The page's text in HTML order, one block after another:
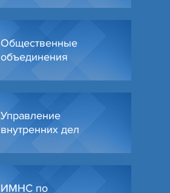
Общественные
объединения
Управление
внутренних дел
ИМНС по